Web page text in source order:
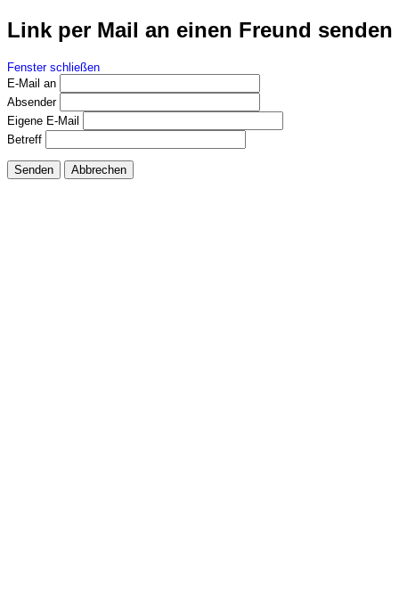
Link per Mail an einen Freund senden
Fenster schließen
E-Mail an
Absender
Eigene E-Mail
Betreff
Senden Abbrechen